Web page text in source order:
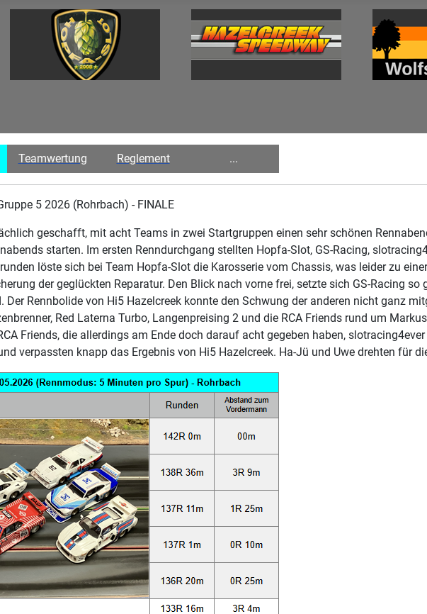
Teamwertung Reglement ...
5 2026 (Rohrbach) - FINALE
geschafft, mit acht Teams in zwei Startgruppen einen sehr schönen
starten. Im ersten Renndurchgang stellten Hopfa-Slot, GS-Racing,
löste sich bei Team Hopfa-Slot die Karosserie vom Chassis, was leider zu
der geglückten Reparatur. Den Blick nach vorne frei, setzte sich GS-Racing
Rennbolide von Hi5 Hazelcreek konnte den Schwung der anderen nicht ganz
Red Laterna Turbo, Langenpreising 2 und die RCA Friends rund um
Friends, die allerdings am Ende doch darauf acht gegeben haben,
verpassten knapp das Ergebnis von Hi5 Hazelcreek. Ha-Jü und Uwe drehten für